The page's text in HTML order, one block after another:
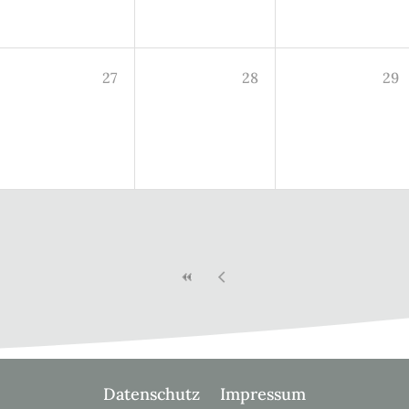
27 28 29
Datenschutz Impressum